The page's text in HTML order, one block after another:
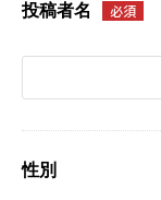
投稿者名 必須
性別